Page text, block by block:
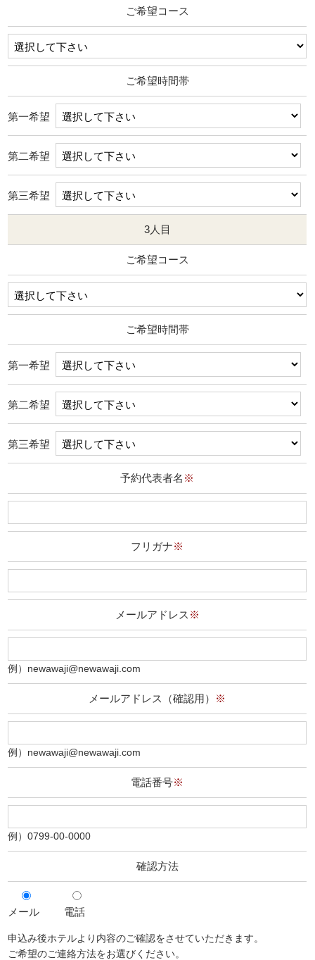
ご希望コース
ご希望時間帯
第一希望
第二希望
第三希望
3人目
ご希望コース
ご希望時間帯
第一希望
第二希望
第三希望
予約代表者名 ※
フリガナ※
メールアドレス ※
例）newawaji@newawaji.com
メールアドレス（確認用） ※
例）newawaji@newawaji.com
電話番号※
例）0799-00-0000
確認方法
メール 電話
申込み後ホテルより内容のご確認をさせていただきます。
ご希望のご連絡方法をお選びください。